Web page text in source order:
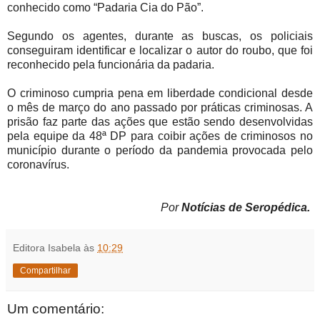
conhecido como “Padaria Cia do Pão”.
Segundo os agentes, durante as buscas, os policiais
conseguiram identificar e localizar o autor do roubo, que foi
reconhecido pela funcionária da padaria.
O criminoso cumpria pena em liberdade condicional desde
o mês de março do ano passado por práticas criminosas. A
prisão faz parte das ações que estão sendo desenvolvidas
pela equipe da 48ª DP para coibir ações de criminosos no
município durante o período da pandemia provocada pelo
coronavírus.
PorNotícias de Seropédica.
Editora Isabela às 10:29
Compartilhar
Um comentário: